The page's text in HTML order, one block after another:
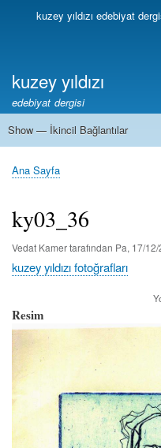
Birincilkuzey yıldızı edebiyat
kuzey yıldızı
edebiyat dergisi
İkincil
Show — İkincil Bağlantılar
1
2
3
4
5
6
7
8
9
10
11
12
13
Sayfa
Ana Sayfa
ky03_36
Vedat Kamertarafından Pa, 17/
kuzey yıldızı fotoğrafları
Resim